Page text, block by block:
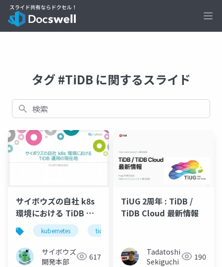
タグ #TiDB に関するスライド
検索
サイボウズの自社 k8s
環境における TiDB 運
用の現在地kubernetes tidb
サイボウズ
開発本部
617
TiUG 2周年 : TiDB /
TiDB Cloud 最新情報
Tadatoshi
Sekiguchi
190